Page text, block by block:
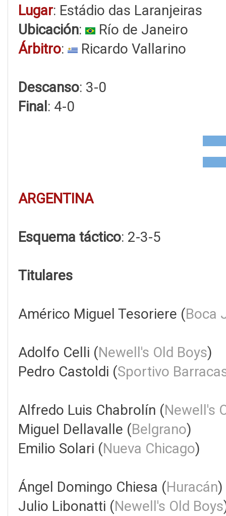
Lugar: Estádio das Laranjeiras
Ubicación:
Río de Janeiro
Árbitro: Ricardo Vallarino
Descanso: 3-0
Final : 4-0
ARGENTINA
Esquema táctico: 2-3-5
Titulares
Américo Miguel Tesoriere (Boca
Adolfo Celli (Newell's Old Boys)
Pedro Castoldi (Sportivo
Alfredo Luis Chabrolín (Newell's
Miguel Dellavalle (Belgrano)
Emilio Solari (Nueva Chicago)
Ángel Domingo Chiesa (Huracán)
Julio Libonatti (Newell's Old Boys